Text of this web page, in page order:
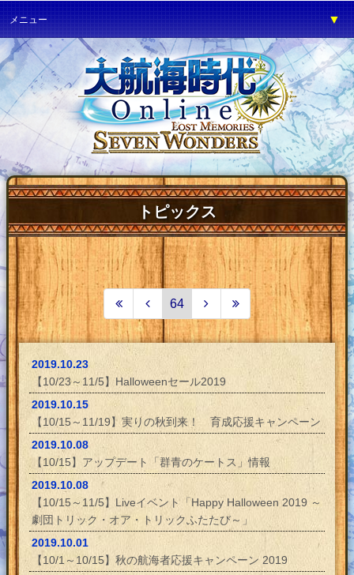
メニュー ▼
ゲーム紹介 ▼
プレイガイド ▼
サービス ▼
イベント ▼
開発の部屋 ▼
サポート ▼
▼
ネットカフェ ▼
トピックス
64
2019.10.23
【10/23～11/5】Halloweenセール2019
2019.10.15
【10/15～11/19】実りの秋到来！ 育成応援キャンペーン
2019.10.08
【10/15】アップデート「群青のケートス」情報
2019.10.08
【10/15～11/5】Liveイベント「Happy Halloween 2019 ～
劇団トリック・オア・トリックふたたび～」
2019.10.01
【10/1～10/15】秋の航海者応援キャンペーン 2019